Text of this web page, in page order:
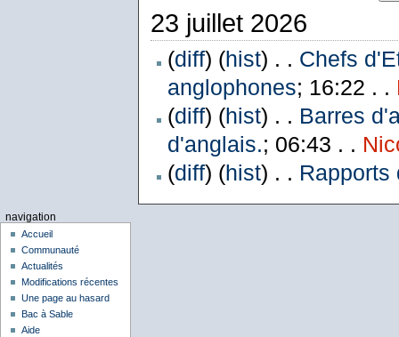
23 juillet 2026
(diff) (hist) . . Chefs
anglophones; 16:22 . .
(diff) (hist) . . Barres
d'anglais.; 06:43 . .
(diff) (hist) . . Rapports
navigation
Accueil
Communauté
Actualités
Modifications récentes
Une page au hasard
Bac à Sable
Aide